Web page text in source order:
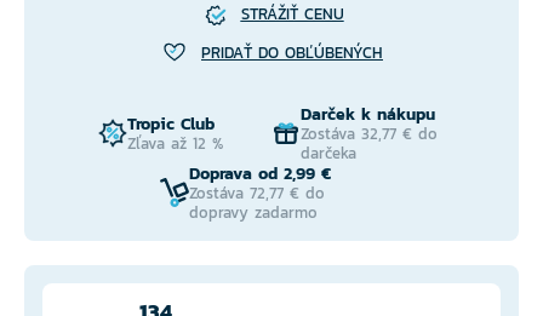
STRÁŽIŤ CENU
PRIDAŤ DO OBĽÚBENÝCH
Tropic Club
Zľava až 12 %
Darček k nákupu
Zostáva 32,77 € do
darčeka
Doprava od 2,99 €
Zostáva 72,77 € do
dopravy zadarmo